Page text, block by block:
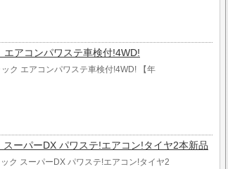
アコンパワステ車検付!4WD!
ク エアコンパワステ車検付!4WD! 【年
ーパーDX パワステ!エアコン!タイヤ2本新品
ク スーパーDX パワステ!エアコン!タイヤ2